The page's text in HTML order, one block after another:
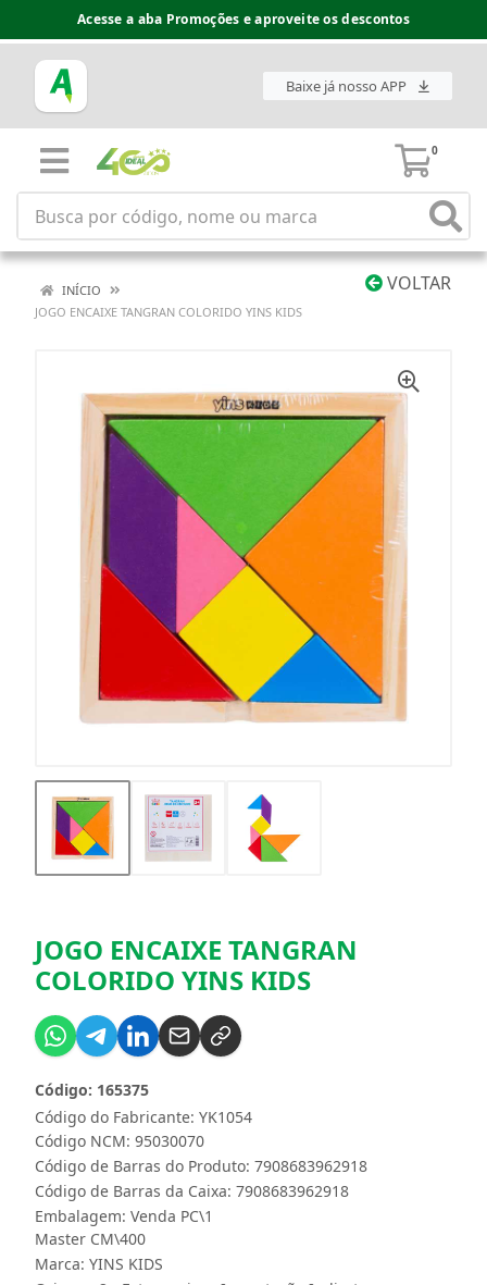
Acesse a aba Promoções e aproveite os descontos
Baixe já nosso APP
0
VOLTAR
INÍCIO
JOGO ENCAIXE TANGRAN COLORIDO YINS KIDS
JOGO ENCAIXE TANGRAN
COLORIDO YINS KIDS
Código do Fabricante: YK1054
Código: 165375
Código NCM: 95030070
Código de Barras do Produto: 7908683962918
Código de Barras da Caixa: 7908683962918
Embalagem: Venda PC\1
Master CM\400
Marca: YINS KIDS